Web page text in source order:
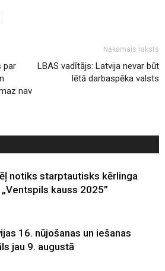
par
nav
Nākamais raksts
LBAS vadītājs: Latvija nevar būt
lētā darbaspēka valsts
notiks starptautisks kērlinga
kauss 2025”
16. nūjošanas un iešanas
jau 9. augustā